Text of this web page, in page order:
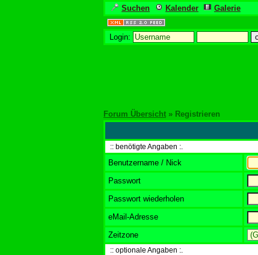
Suchen Kalender Galerie
Login:
Forum Übersicht » Registrieren
:: benötigte Angaben :.
Benutzername / Nick
Passwort
Passwort wiederholen
eMail-Adresse
Zeitzone
:: optionale Angaben :.